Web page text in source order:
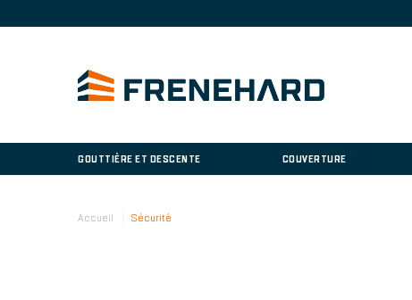
GOUTTIÈRE ET DESCENTE COUVERTURE
Accueil Sécurité